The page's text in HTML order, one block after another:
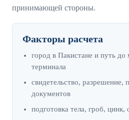
принимающей стороны.
Факторы расчета
город в Пакистане и путь
терминала
свидетельство, разрешение,
документов
подготовка тела, гроб, цинк,